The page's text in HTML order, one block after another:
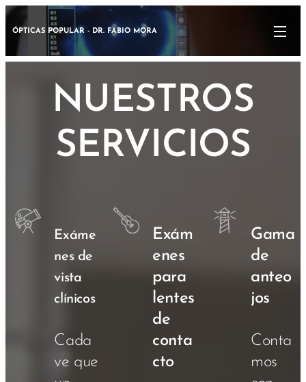
ÓPTICAS POPULAR - DR. FABIO MORA
NUESTROS
SERVICIOS
Exáme
nes de
vista
clínicos
Cada
ve que
Exám
enes
para
lentes
de
conta
cto
Gama
de
anteo
jos
Conta
mos